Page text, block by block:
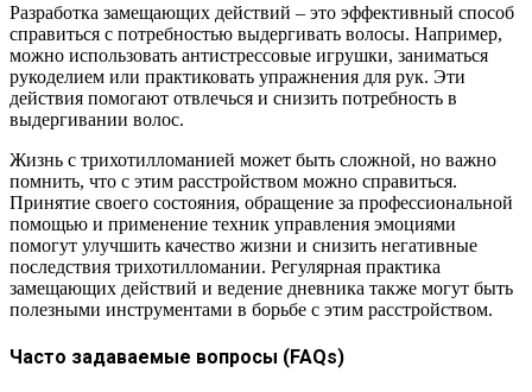
Разработка замещающих действий – это эффективный способ
справиться с потребностью выдергивать волосы. Например,
можно использовать антистрессовые игрушки, заниматься
рукоделием или практиковать упражнения для рук. Эти
действия помогают отвлечься и снизить потребность в
выдергивании волос.
Жизнь с трихотилломанией может быть сложной, но важно
помнить, что с этим расстройством можно справиться.
Принятие своего состояния, обращение за профессиональной
помощью и применение техник управления эмоциями
помогут улучшить качество жизни и снизить негативные
последствия трихотилломании. Регулярная практика
замещающих действий и ведение дневника также могут быть
полезными инструментами в борьбе с этим расстройством.
Часто задаваемые вопросы (FAQs)